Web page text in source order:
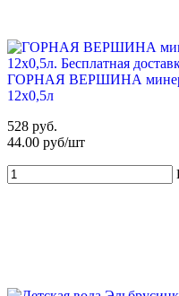
ГОРНАЯ ВЕРШИНА
12х0,5л
528 руб.
44.00 руб/шт